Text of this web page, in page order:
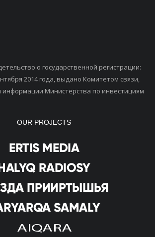
о государственной регистрации:
2014 года, выдано Комитетом связи,
Министерства по инвестициям
OUR PROJECTS